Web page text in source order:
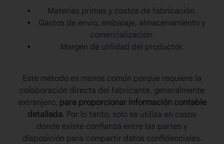
Materias primas y costos de fabricación.
Gastos de envío, embalaje, almacenamiento y
comercialización.
Margen de utilidad del productor.
Este método es menos común porque requiere la
colaboración directa del fabricante, generalmente
extranjero, para proporcionar información contable
detallada. Por lo tanto, solo se utiliza en casos
donde existe confianza entre las partes y
disposición para compartir datos confidenciales.